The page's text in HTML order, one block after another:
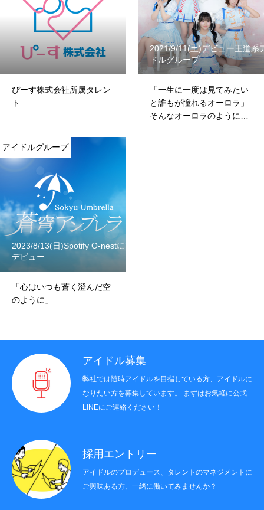
制作実績
所属タレント
お知らせ
HOME COMPANY TALENT NEWS
ぴーす株式会社所属タレン
ト
2021/9/11(土)デビュー王道系
ドルグループ
「一生に一度は見てみたい
と誰もが憧れるオーロラ」
そんなオーロラのように光
アイドルグループ
2023/8/13(日)Spotify O-nestにて
デビュー
「心はいつも蒼く澄んだ空
のように」
アイドル募集
弊社では随時アイドルを目指している方、アイドルに
なりたい方を募集しています。 まずはお気軽に公式
LINEにご連絡ください！
採用エントリー
アイドルのプロデュース、タレントのマネジメントに
ご興味ある方、一緒に働いてみませんか？